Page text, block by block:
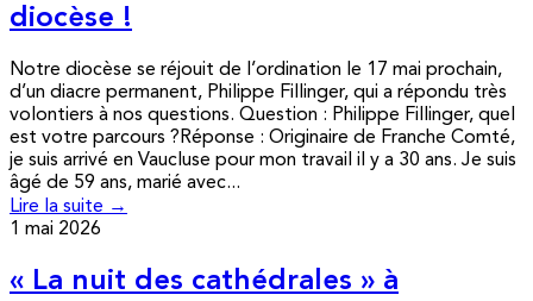
diocèse !
Notre diocèse se réjouit de l’ordination le 17 mai prochain,
d’un diacre permanent, Philippe Fillinger, qui a répondu très
volontiers à nos questions. Question : Philippe Fillinger, quel
est votre parcours ?Réponse : Originaire de Franche Comté,
je suis arrivé en Vaucluse pour mon travail il y a 30 ans. Je suis
âgé de 59 ans, marié avec...
Lire la suite →
1 mai 2026
« La nuit des cathédrales » à